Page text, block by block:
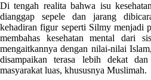
Di tengah realita bahwa isu
dianggap sepele dan jarang
kehadiran figur seperti Silmy menjadi
membahas kesehatan mental dari
mengaitkannya dengan nilai-nilai
disampaikan terasa lebih dekat
masyarakat luas, khususnya Muslimah.